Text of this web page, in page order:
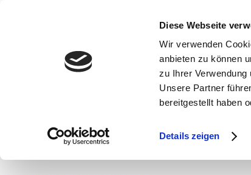
Diese Webseite
Wir verwenden
anbieten zu können
zu Ihrer
Unsere Partner
bereitgestellt haben
Details zeigen
Landesvertreterversammlung in Essen
Ein Funken Hoffnung
Fotoreportage im Stern